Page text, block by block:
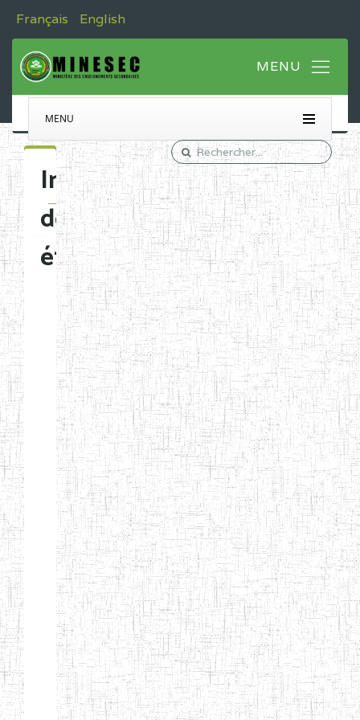
Français English
MENU
Immatriculation
des
établissements
Etablissements
d'enseignement
normal
ENI
Chercher:
Effacer les filtres
Denomination
Type